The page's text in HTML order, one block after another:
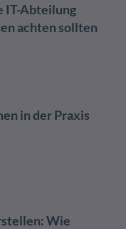
IT-Abteilung
achten sollten
in der Praxis
Wie